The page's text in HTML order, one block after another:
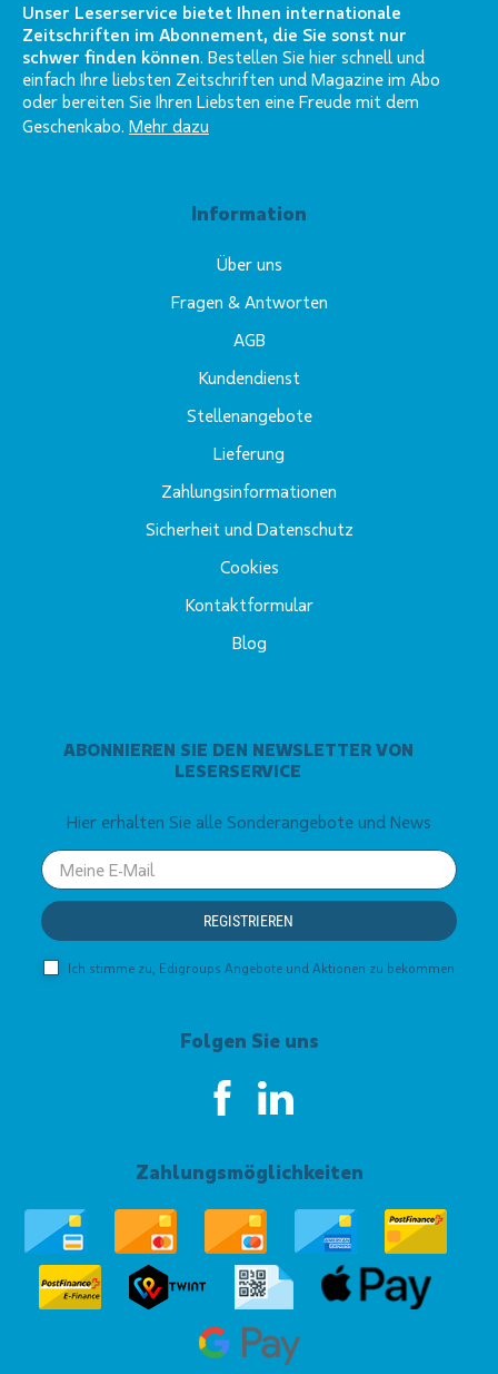
Unser Leserservice bietet Ihnen internationale
Zeitschriften im Abonnement, die Sie sonst nur
schwer finden können. Bestellen Sie hier schnell und
einfach Ihre liebsten Zeitschriften und Magazine im Abo
oder bereiten Sie Ihren Liebsten eine Freude mit dem
Geschenkabo. Mehr dazu
ABONNIEREN SIE DEN NEWSLETTER VON
LESERSERVICE
Hier erhalten Sie alle Sonderangebote und News
Your
email
REGISTRIEREN
Ich stimme zu, Edigroups Angebote und Aktionen zu bekommen
Information
Über uns
Fragen & Antworten
AGB
Kundendienst
Stellenangebote
Lieferung
Zahlungsinformationen
Sicherheit und Datenschutz
Cookies
Kontaktformular
Blog
Folgen Sie uns
Zahlungsmöglichkeiten